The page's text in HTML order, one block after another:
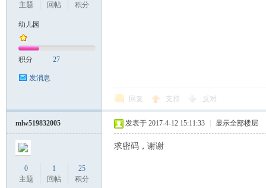
主题
回帖
积分
幼儿园
积分 27
发消息
回复 支持 反对
mlw519832005
0
主题
1
回帖
25
积分
发表于 2017-4-12 15:11:33 显示全部楼层
求密码，谢谢